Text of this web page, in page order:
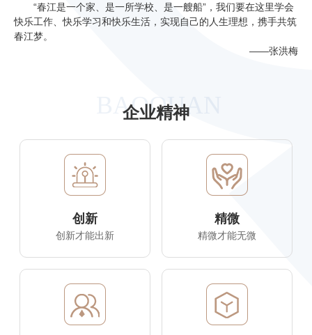
“春江是一个家、是一所学校、是一艘船”，我们要在这里学会
快乐工作、快乐学习和快乐生活，实现自己的人生理想，携手共筑
春江梦。
——张洪梅
企业精神
BAOQUAN
创新
创新才能出新
精微
精微才能无微